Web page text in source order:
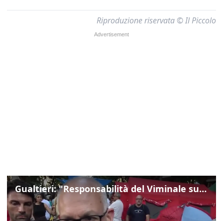
Riproduzione riservata © Il Piccolo
Gualtieri: "Responsabilità del Viminale su Spin Time? La posizione dei partiti è nota"